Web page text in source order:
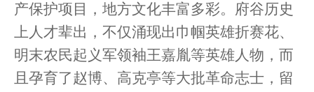
产保护项目，地方文化丰富多彩。府谷历史
上人才辈出，不仅涌现出巾帼英雄折赛花、
明末农民起义军领袖王嘉胤等英雄人物，而
且孕育了赵博、高克亭等大批革命志士，留